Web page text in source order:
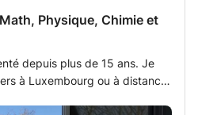
Physique, Chimie et
depuis plus de 15 ans. Je
à Luxembourg ou à distance